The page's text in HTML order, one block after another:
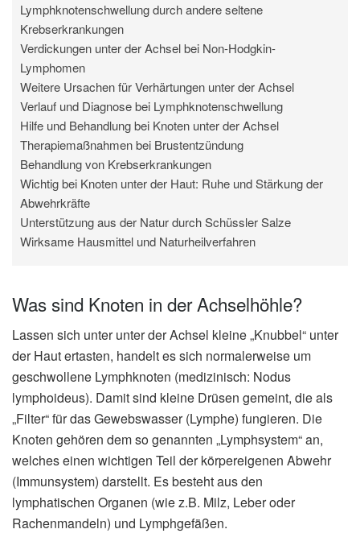
Lymphknotenschwellung durch andere seltene
Krebserkrankungen
Verdickungen unter der Achsel bei Non-Hodgkin-
Lymphomen
Weitere Ursachen für Verhärtungen unter der Achsel
Verlauf und Diagnose bei Lymphknotenschwellung
Hilfe und Behandlung bei Knoten unter der Achsel
Therapiemaßnahmen bei Brustentzündung
Behandlung von Krebserkrankungen
Wichtig bei Knoten unter der Haut: Ruhe und Stärkung der
Abwehrkräfte
Unterstützung aus der Natur durch Schüssler Salze
Wirksame Hausmittel und Naturheilverfahren
Was sind Knoten in der Achselhöhle?
Lassen sich unter unter der Achsel kleine „Knubbel“ unter
der Haut ertasten, handelt es sich normalerweise um
geschwollene Lymphknoten (medizinisch: Nodus
lymphoideus). Damit sind kleine Drüsen gemeint, die als
„Filter“ für das Gewebswasser (Lymphe) fungieren. Die
Knoten gehören dem so genannten „Lymphsystem“ an,
welches einen wichtigen Teil der körpereigenen Abwehr
(Immunsystem) darstellt. Es besteht aus den
lymphatischen Organen (wie z.B. Milz, Leber oder
Rachenmandeln) und Lymphgefäßen.